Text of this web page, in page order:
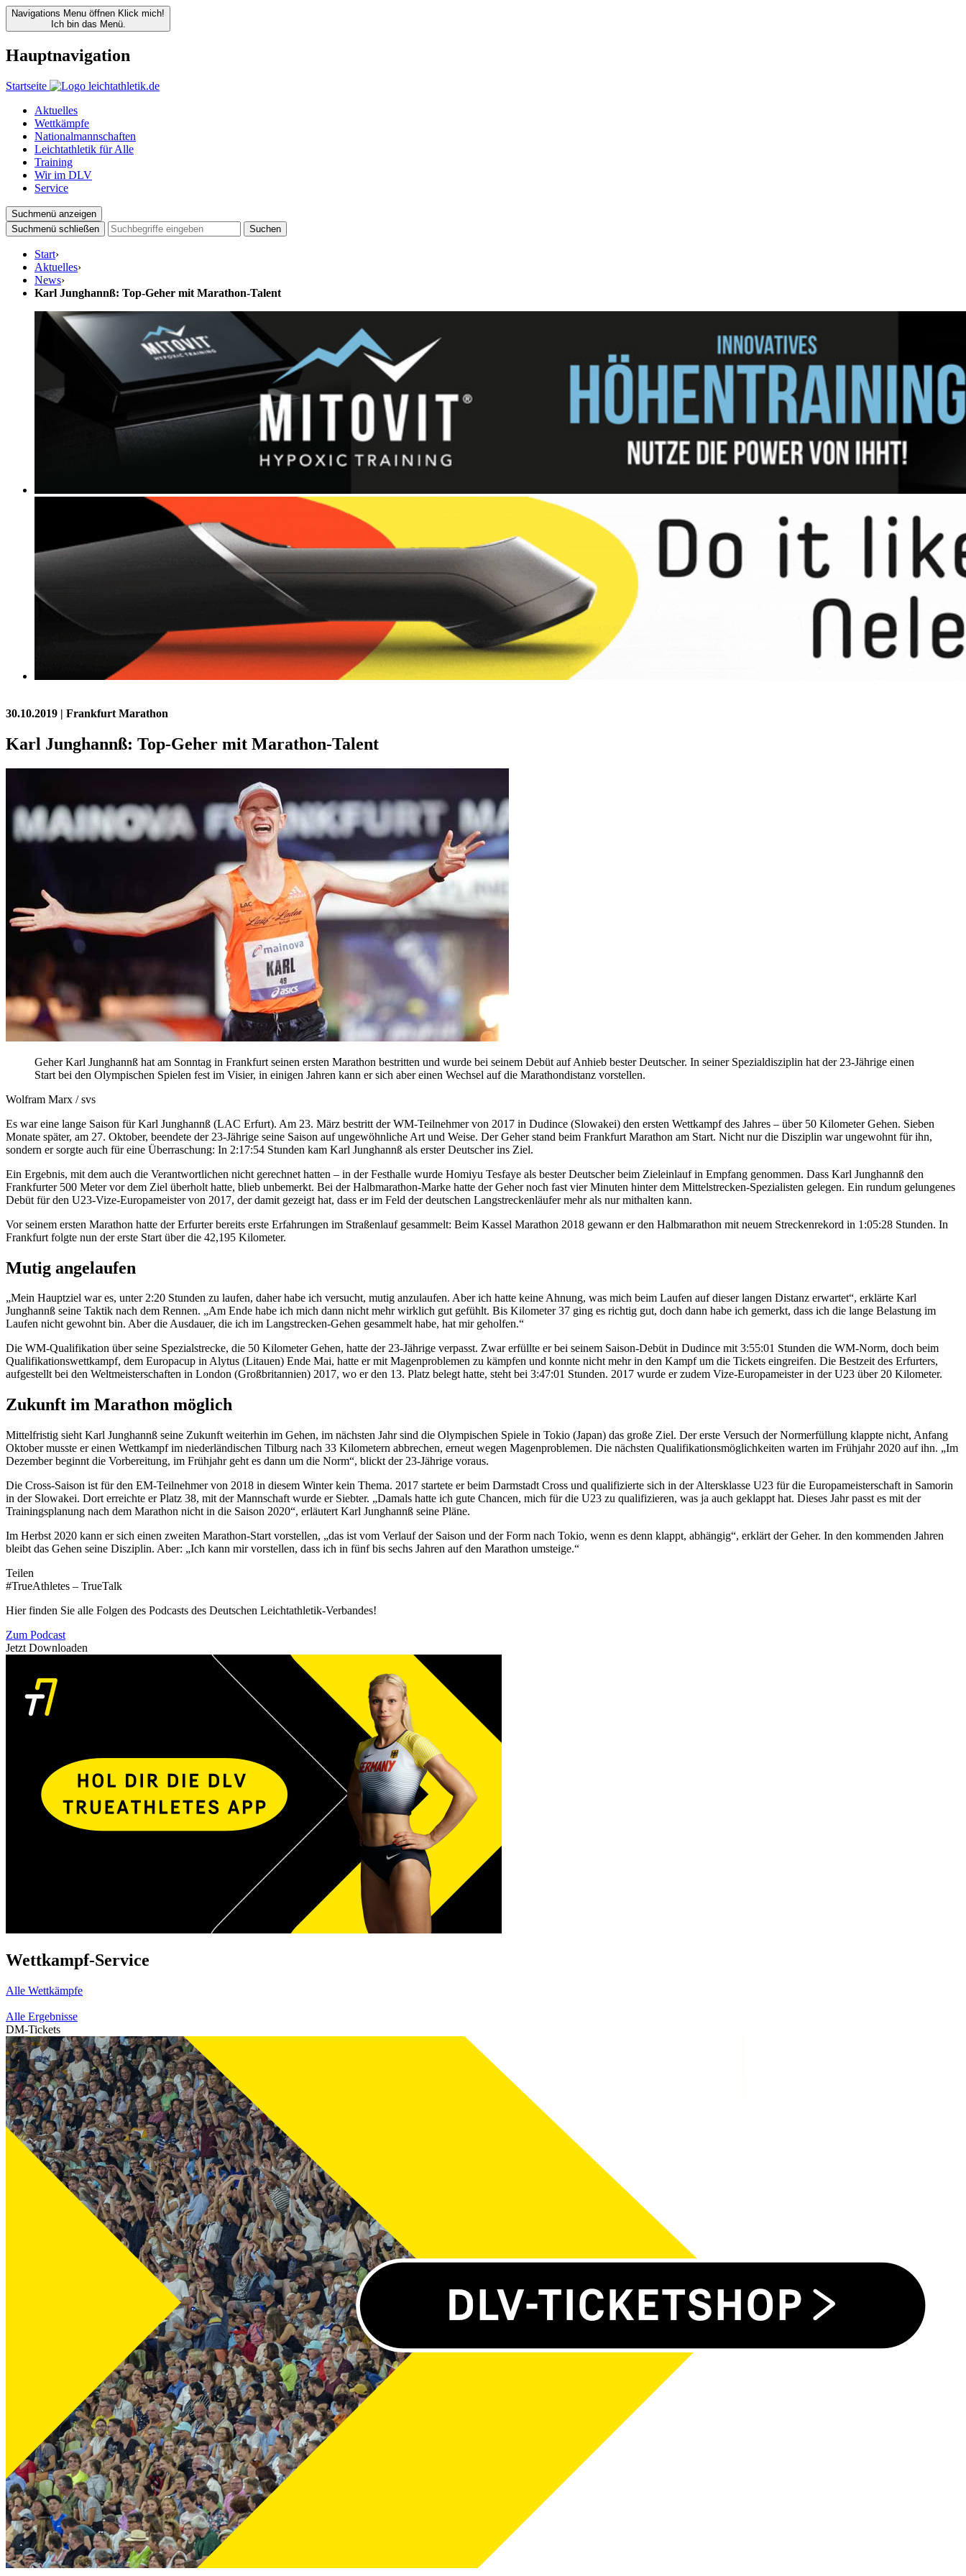
Navigations Menu öffnen Klick mich!
Ich bin das Menü.
Hauptnavigation
Startseite
Aktuelles
Wettkämpfe
Nationalmannschaften
Leichtathletik für Alle
Training
Wir im DLV
Service
Suchmenü anzeigen
Suchmenü schließen
Suchen
Start›
Aktuelles›
News›
Karl Junghannß: Top-Geher mit Marathon-Talent
30.10.2019 | Frankfurt Marathon
Karl Junghannß: Top-Geher mit Marathon-Talent
Geher Karl Junghannß hat am Sonntag in Frankfurt seinen ersten Marathon bestritten und wurde bei seinem Debüt auf Anhieb bester Deutscher. In seiner Spezialdisziplin hat der 23-Jährige einen
Start bei den Olympischen Spielen fest im Visier, in einigen Jahren kann er sich aber einen Wechsel auf die Marathondistanz vorstellen.
Wolfram Marx / svs
Es war eine lange Saison für Karl Junghannß (LAC Erfurt). Am 23. März bestritt der WM-Teilnehmer von 2017 in Dudince (Slowakei) den ersten Wettkampf des Jahres – über 50 Kilometer Gehen. Sieben
Monate später, am 27. Oktober, beendete der 23-Jährige seine Saison auf ungewöhnliche Art und Weise. Der Geher stand beim Frankfurt Marathon am Start. Nicht nur die Disziplin war ungewohnt für ihn,
sondern er sorgte auch für eine Überraschung: In 2:17:54 Stunden kam Karl Junghannß als erster Deutscher ins Ziel.
Ein Ergebnis, mit dem auch die Verantwortlichen nicht gerechnet hatten – in der Festhalle wurde Homiyu Tesfaye als bester Deutscher beim Zieleinlauf in Empfang genommen. Dass Karl Junghannß den
Frankfurter 500 Meter vor dem Ziel überholt hatte, blieb unbemerkt. Bei der Halbmarathon-Marke hatte der Geher noch fast vier Minuten hinter dem Mittelstrecken-Spezialisten gelegen. Ein rundum gelungenes
Debüt für den U23-Vize-Europameister von 2017, der damit gezeigt hat, dass er im Feld der deutschen Langstreckenläufer mehr als nur mithalten kann.
Vor seinem ersten Marathon hatte der Erfurter bereits erste Erfahrungen im Straßenlauf gesammelt: Beim Kassel Marathon 2018 gewann er den Halbmarathon mit neuem Streckenrekord in 1:05:28 Stunden. In
Frankfurt folgte nun der erste Start über die 42,195 Kilometer.
Mutig angelaufen
„Mein Hauptziel war es, unter 2:20 Stunden zu laufen, daher habe ich versucht, mutig anzulaufen. Aber ich hatte keine Ahnung, was mich beim Laufen auf dieser langen Distanz erwartet“, erklärte Karl
Junghannß seine Taktik nach dem Rennen. „Am Ende habe ich mich dann nicht mehr wirklich gut gefühlt. Bis Kilometer 37 ging es richtig gut, doch dann habe ich gemerkt, dass ich die lange Belastung im
Laufen nicht gewohnt bin. Aber die Ausdauer, die ich im Langstrecken-Gehen gesammelt habe, hat mir geholfen.“
Die WM-Qualifikation über seine Spezialstrecke, die 50 Kilometer Gehen, hatte der 23-Jährige verpasst. Zwar erfüllte er bei seinem Saison-Debüt in Dudince mit 3:55:01 Stunden die WM-Norm, doch beim
Qualifikationswettkampf, dem Europacup in Alytus (Litauen) Ende Mai, hatte er mit Magenproblemen zu kämpfen und konnte nicht mehr in den Kampf um die Tickets eingreifen. Die Bestzeit des Erfurters,
aufgestellt bei den Weltmeisterschaften in London (Großbritannien) 2017, wo er den 13. Platz belegt hatte, steht bei 3:47:01 Stunden. 2017 wurde er zudem Vize-Europameister in der U23 über 20 Kilometer.
Zukunft im Marathon möglich
Mittelfristig sieht Karl Junghannß seine Zukunft weiterhin im Gehen, im nächsten Jahr sind die Olympischen Spiele in Tokio (Japan) das große Ziel. Der erste Versuch der Normerfüllung klappte nicht, Anfang
Oktober musste er einen Wettkampf im niederländischen Tilburg nach 33 Kilometern abbrechen, erneut wegen Magenproblemen. Die nächsten Qualifikationsmöglichkeiten warten im Frühjahr 2020 auf ihn. „Im
Dezember beginnt die Vorbereitung, im Frühjahr geht es dann um die Norm“, blickt der 23-Jährige voraus.
Die Cross-Saison ist für den EM-Teilnehmer von 2018 in diesem Winter kein Thema. 2017 startete er beim Darmstadt Cross und qualifizierte sich in der Altersklasse U23 für die Europameisterschaft in Samorin
in der Slowakei. Dort erreichte er Platz 38, mit der Mannschaft wurde er Siebter. „Damals hatte ich gute Chancen, mich für die U23 zu qualifizieren, was ja auch geklappt hat. Dieses Jahr passt es mit der
Trainingsplanung nach dem Marathon nicht in die Saison 2020“, erläutert Karl Junghannß seine Pläne.
Im Herbst 2020 kann er sich einen zweiten Marathon-Start vorstellen, „das ist vom Verlauf der Saison und der Form nach Tokio, wenn es denn klappt, abhängig“, erklärt der Geher. In den kommenden Jahren
bleibt das Gehen seine Disziplin. Aber: „Ich kann mir vorstellen, dass ich in fünf bis sechs Jahren auf den Marathon umsteige.“
Teilen
#TrueAthletes – TrueTalk
Hier finden Sie alle Folgen des Podcasts des Deutschen Leichtathletik-Verbandes!
Zum Podcast
Jetzt Downloaden
Wettkampf-Service
Alle Wettkämpfe
Alle Ergebnisse
DM-Tickets